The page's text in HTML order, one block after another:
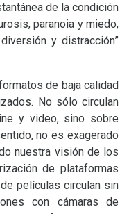
de la condición
paranoia y miedo,
y distracción”
de baja calidad
No sólo circulan
y video, sino sobre
no es exagerado
nuestra visión de los
de plataformas
películas circulan sin
con cámaras de